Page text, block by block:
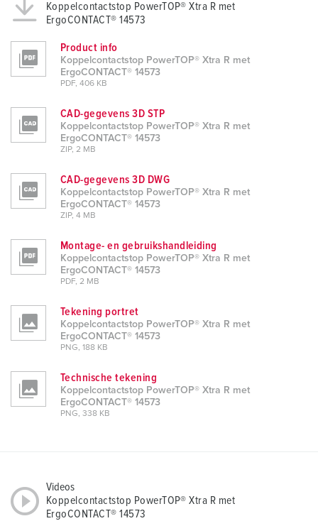
Koppelcontactstop PowerTOP® Xtra R met
ErgoCONTACT® 14573
Product info
Koppelcontactstop PowerTOP® Xtra R met
ErgoCONTACT® 14573
PDF, 406 KB
CAD-gegevens 3D STP
Koppelcontactstop PowerTOP® Xtra R met
ErgoCONTACT® 14573
ZIP, 2 MB
CAD-gegevens 3D DWG
Koppelcontactstop PowerTOP® Xtra R met
ErgoCONTACT® 14573
ZIP, 4 MB
Montage- en gebruikshandleiding
Koppelcontactstop PowerTOP® Xtra R met
ErgoCONTACT® 14573
PDF, 2 MB
Tekening portret
Koppelcontactstop PowerTOP® Xtra R met
ErgoCONTACT® 14573
PNG, 188 KB
Technische tekening
Koppelcontactstop PowerTOP® Xtra R met
ErgoCONTACT® 14573
PNG, 338 KB
Videos
Koppelcontactstop PowerTOP® Xtra R met
ErgoCONTACT® 14573